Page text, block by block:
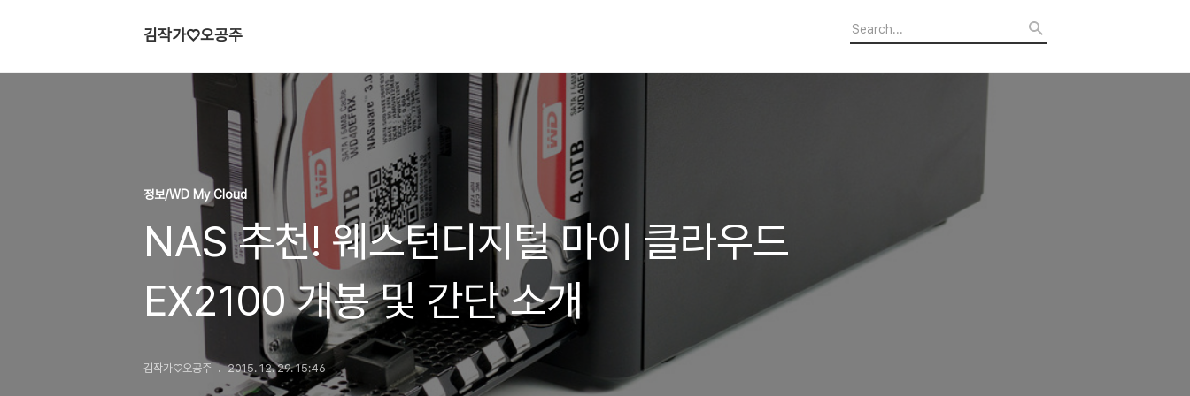
김작가♡오공주
정보/WD My Cloud
NAS 추천! 웨스턴디지털 마이 클라우드
EX2100 개봉 및 간단 소개
김작가♡오공주 2015. 12. 29. 15:46